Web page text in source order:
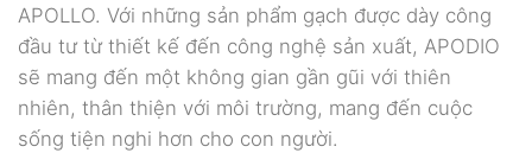
APOLLO. Với những sản phẩm gạch được dày công
đầu tư từ thiết kế đến công nghệ sản xuất, APODIO
sẽ mang đến một không gian gần gũi với thiên
nhiên, thân thiện với môi trường, mang đến cuộc
sống tiện nghi hơn cho con người.